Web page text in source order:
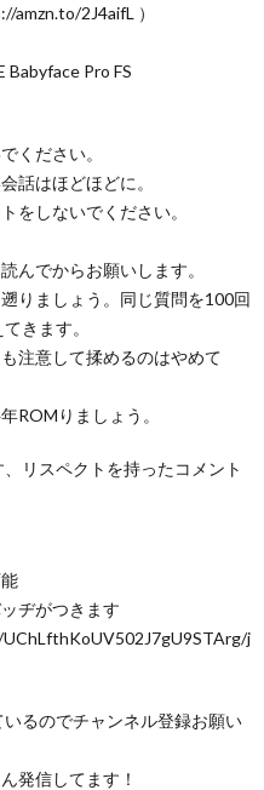
2J4aifL ）
Babyface Pro FS
ください。
話はほどほどに。
をしないでください。
んでからお願いします。
りましょう。同じ質問を100回
きます。
注意して揉めるのはやめて
ROMりましょう。
リスペクトを持ったコメント
ヂがつきます
j
るのでチャンネル登録お願い
発信してます！